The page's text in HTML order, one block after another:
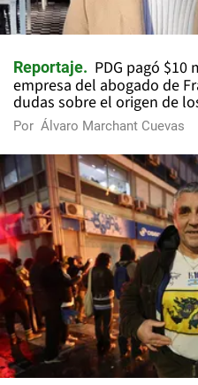
Reportaje
PDG pagó $10
empresa del abogado de
dudas sobre el origen de
Por Álvaro Marchant Cuevas